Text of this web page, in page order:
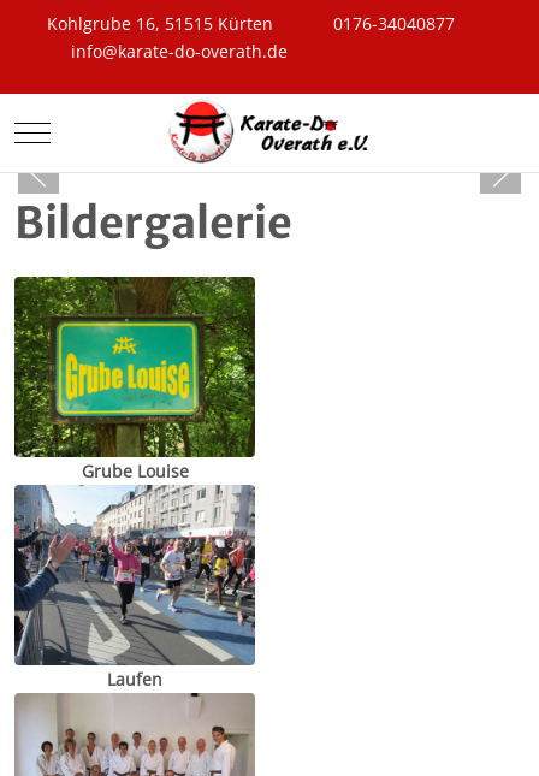
Kohlgrube 16, 51515 Kürten
0176-34040877
info@karate-do-overath.de
Mobile Menu Toggle
Bildergalerie
Grube Louise
Laufen